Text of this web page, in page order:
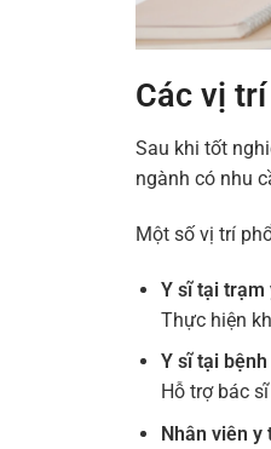
Các vị
Sau khi tốt
ngành có nhu
Một số vị trí
Y sĩ tại trạm
Thực hiện
Y sĩ tại
Hỗ trợ bác
Nhân viên y